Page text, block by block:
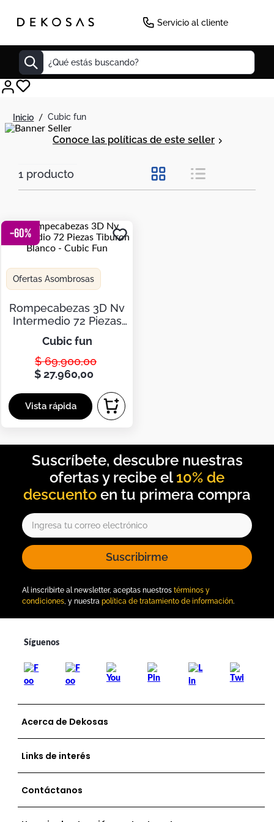
Servicio al cliente
¿Qué estás buscando?
cubic fun
Conoce las políticas de este seller
1 producto
-60%
Ofertas Asombrosas
Rompecabezas 3D Nv
Intermedio 72 Piezas
Tiburon Blanco - Cubic
Fun
cubic fun
$ 69.900,00
$ 27.960,00
10% de
descuento
Suscribirme
Al inscribirte al newsletter, aceptas nuestros términos y
condiciones, y nuestra política de tratamiento de información.
Acerca de Dekosas
Links de interés
Contáctanos
Decoracion
Sillas
Lamparas
Bibliotecas
Duvet